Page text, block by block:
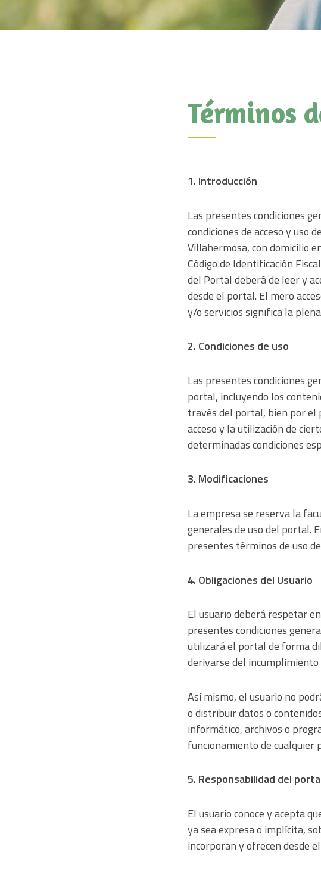
Términos
1. Introducción
Las presentes condiciones
condiciones de acceso y uso
Villahermosa, con domicilio
Código de Identificación
del Portal deberá de leer y
desde el portal. El mero
y/o servicios significa la
2. Condiciones de uso
Las presentes condiciones
portal, incluyendo los
través del portal, bien por el
acceso y la utilización de
determinadas condiciones
3. Modificaciones
La empresa se reserva la
generales de uso del portal.
presentes términos de uso
4. Obligaciones del Usuario
El usuario deberá respetar
presentes condiciones
utilizará el portal de forma
derivarse del incumplimiento
Así mismo, el usuario no
o distribuir datos o
informático, archivos o
funcionamiento de cualquier
5. Responsabilidad del
El usuario conoce y acepta
ya sea expresa o implícita,
incorporan y ofrecen desde